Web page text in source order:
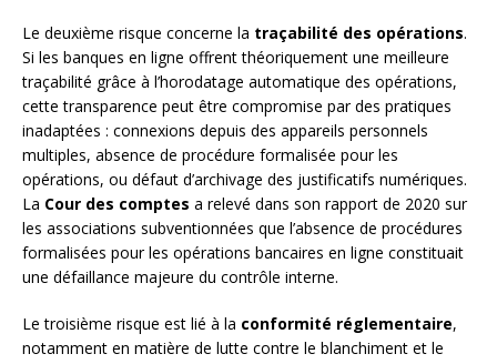
Le deuxième risque concerne la traçabilité des opérations.
Si les banques en ligne offrent théoriquement une meilleure
traçabilité grâce à l’horodatage automatique des opérations,
cette transparence peut être compromise par des pratiques
inadaptées : connexions depuis des appareils personnels
multiples, absence de procédure formalisée pour les
opérations, ou défaut d’archivage des justificatifs numériques.
La Cour des comptes a relevé dans son rapport de 2020 sur
les associations subventionnées que l’absence de procédures
formalisées pour les opérations bancaires en ligne constituait
une défaillance majeure du contrôle interne.
Le troisième risque est lié à la conformité réglementaire,
notamment en matière de lutte contre le blanchiment et le